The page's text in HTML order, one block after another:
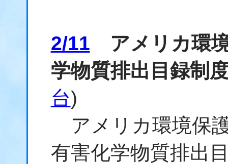
2/11 アメリカ環
学物質排出目録制
台)
アメリカ環境保
有害化学物質排出